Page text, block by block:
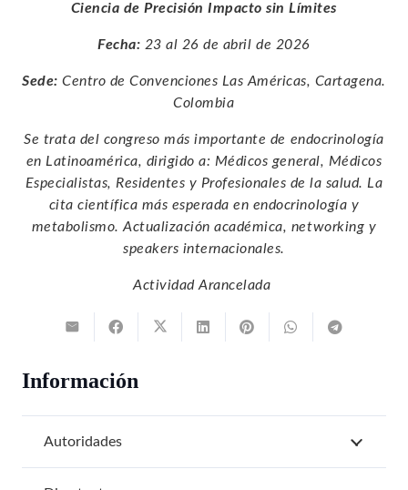
Ciencia de Precisión Impacto sin Límites
Fecha: 23 al 26 de abril de 2026
Sede: Centro de Convenciones Las Américas, Cartagena.
Colombia
Se trata del congreso más importante de endocrinología
en Latinoamérica, dirigido a: Médicos general, Médicos
Especialistas, Residentes y Profesionales de la salud. La
cita científica más esperada en endocrinología y
metabolismo. Actualización académica, networking y
speakers internacionales.
Actividad Arancelada
Información
Autoridades